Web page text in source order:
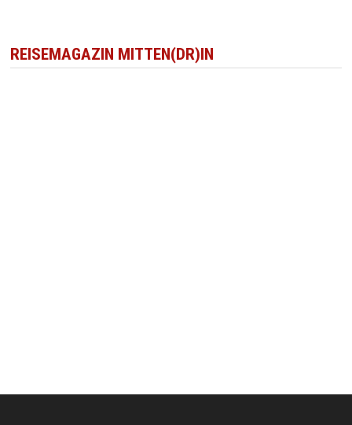
REISEMAGAZIN MITTEN(DR)IN